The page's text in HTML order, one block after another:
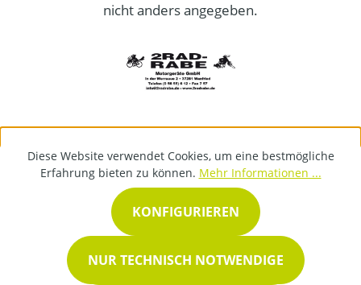
nicht anders angegeben.
Diese Website verwendet Cookies, um eine bestmögliche
Erfahrung bieten zu können. Mehr Informationen ...
NUR TECHNISCH NOTWENDIGE
KONFIGURIEREN